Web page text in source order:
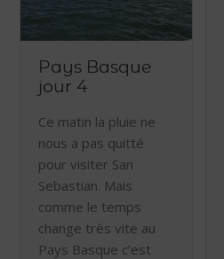
Pays Basque
jour 4
Ce matin la pluie ne
nous a pas quitté
pour visiter San
Sebastian. Mais
comme le temps
change très vite au
Pays Basque c’est